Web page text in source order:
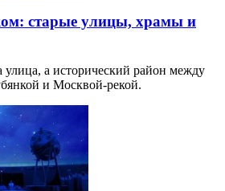
старые улицы, храмы и
а исторический район между
и Москвой-рекой.